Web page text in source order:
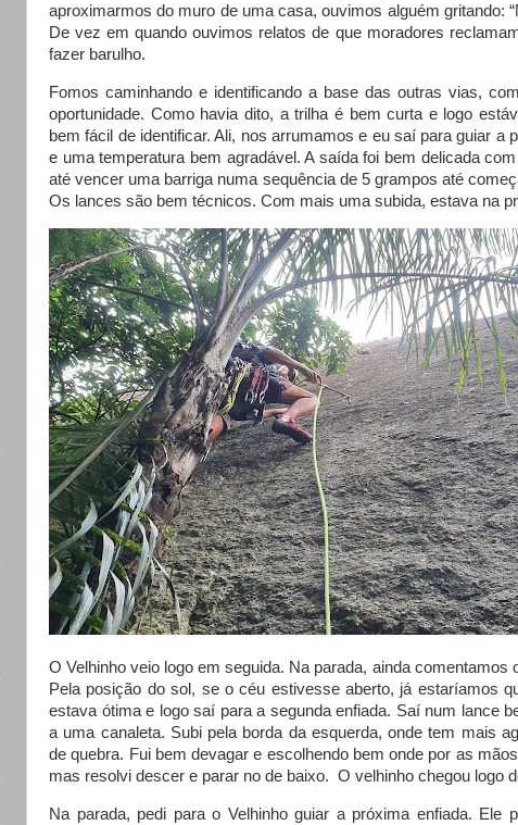
aproximarmos do muro de uma casa, ouvimos alguém gritando:
De vez em quando ouvimos relatos de que moradores
fazer barulho.
Fomos caminhando e identificando a base das outras vias,
oportunidade. Como havia dito, a trilha é bem curta e logo
bem fácil de identificar. Ali, nos arrumamos e eu saí para guiar a
e uma temperatura bem agradável. A saída foi bem delicada
até vencer uma barriga numa sequência de 5 grampos até
Os lances são bem técnicos. Com mais uma subida, estava na
O Velhinho veio logo em seguida. Na parada, ainda comentamos
Pela posição do sol, se o céu estivesse aberto, já estaríamos
estava ótima e logo saí para a segunda enfiada. Saí num lance
a uma canaleta. Subi pela borda da esquerda, onde tem mais
de quebra. Fui bem devagar e escolhendo bem onde por as
mas resolvi descer e parar no de baixo. O velhinho chegou logo
Na parada, pedi para o Velhinho guiar a próxima enfiada. Ele